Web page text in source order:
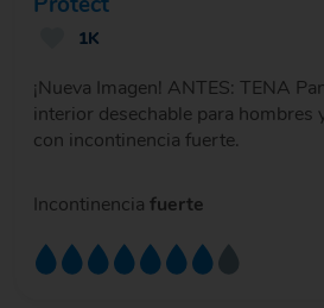
1K
¡Nueva Imagen! ANTES: TENA
interior desechable para hombres
con incontinencia fuerte.
Incontinencia fuerte